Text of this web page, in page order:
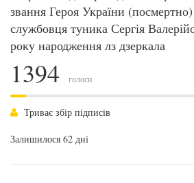
звання Героя України (посмертно)
службовця туника Сергія
року народження лз дзеркала
1394 голоси
Триває збір підписів
Залишилося 62 дні